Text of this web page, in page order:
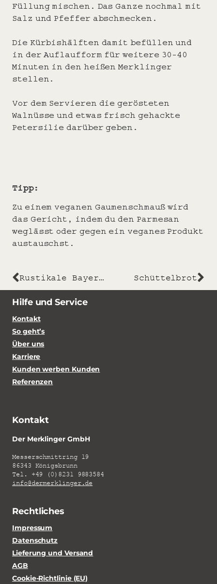
Füllung mischen. Das Ganze nochmal mit
Salz und Pfeffer abschmecken.
Die Kürbishälften damit befüllen und
in der Auflaufform für weitere 30-40
Minuten in den heißen Merklinger
stellen.
Vor dem Servieren die gerösteten
Walnüsse und etwas frisch gehackte
Petersilie darüber geben.
Tipp:
Zu einem veganen Gaumenschmauß wird
das Gericht, indem du den Parmesan
weglässt oder gegen ein veganes Produkt
austauschst.
Rustikale Bayern-Burger-Buns mit gefülltem Spießbraten Schüttelbrot
Hilfe und Service
Kontakt
So geht’s
Über uns
Karriere
Kunden werben Kunden
Referenzen
Kontakt
Der Merklinger GmbH
Messerschmittring 19
86343 Königsbrunn
Tel. +49 (0)8231 9883584
info@dermerklinger.de
Rechtliches
Impressum
Datenschutz
Lieferung und Versand
AGB
Cookie-Richtlinie (EU)